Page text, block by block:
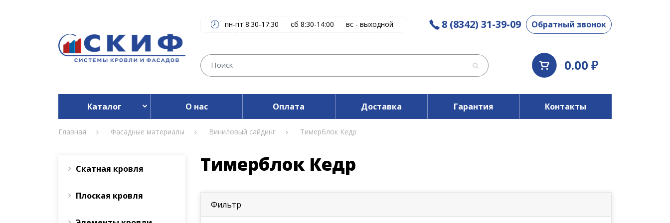
пн-пт 8:30-17:30 сб 8:30-14:00 вс - выходной 8 (8342) 31-39-09 Обратный звонок
0.00 ₽
Каталог О нас Оплата Доставка Гарантия Контакты
Главная Фасадные материалы Виниловый сайдинг Тимерблок Кедр
Скатная кровля
Плоская кровля
Тимерблок Кедр
Фильтр